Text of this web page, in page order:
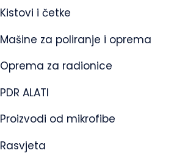
Kistovi i četke
Mašine za poliranje i oprema
Oprema za radionice
PDR ALATI
Proizvodi od mikrofibe
Rasvjeta